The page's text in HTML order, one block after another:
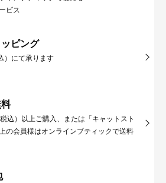
ビス
ピング
）にて承ります
込）以上ご購入、または「キャットスト
の会員様はオンラインブティックで送料